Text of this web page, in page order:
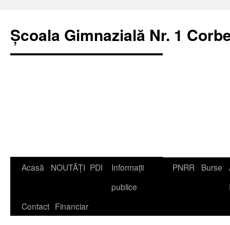
Școala Gimnazială Nr. 1
Acasă NOUTĂȚI PDI
Informații
publice
PNRR Burse
Contact Financiar